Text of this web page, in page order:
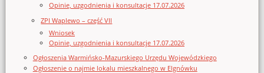
Opinie, uzgodnienia i konsultacje 17.07.2026
ZPI Waplewo – część VII
Wniosek
Opinie, uzgodnienia i konsultacje 17.07.2026
Ogłoszenia Warmińsko-Mazurskiego Urzędu Wojewódzkiego
Ogłoszenie o najmie lokalu mieszkalnego w Elgnówku